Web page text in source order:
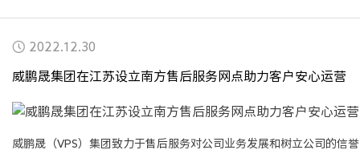
2022.12.30
威鹏晟集团在江苏设立南方售后服务网点助力客户安心运营
威鹏晟（VPS）集团致力于售后服务对公司业务发展和树立公司的信